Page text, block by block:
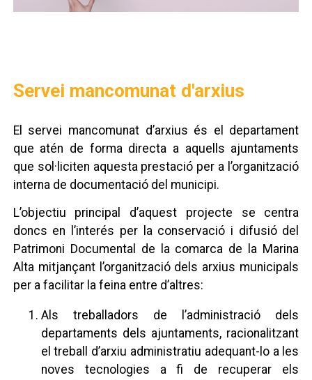
Servei mancomunat d'arxius
El servei mancomunat d’arxius és el departament
que atén de forma directa a aquells ajuntaments
que sol·liciten aquesta prestació per a l’organització
interna de documentació del municipi.
L’objectiu principal d’aquest projecte se centra
doncs en l’interés per la conservació i difusió del
Patrimoni Documental de la comarca de la Marina
Alta mitjançant l’organització dels arxius municipals
per a facilitar la feina entre d’altres:
Als treballadors de l’administració dels
departaments dels ajuntaments, racionalitzant
el treball d’arxiu administratiu adequant-lo a les
noves tecnologies a fi de recuperar els